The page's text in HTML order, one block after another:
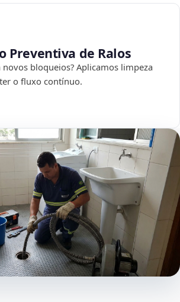
Preventiva de Ralos
novos bloqueios? Aplicamos limpeza
o fluxo contínuo.